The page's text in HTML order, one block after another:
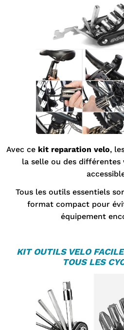
Avec ce kit reparation velo,
la selle ou des différentes
Tous les outils essentiels
format compact pour
équipement
KIT OUTILS VELO
TOUS LES